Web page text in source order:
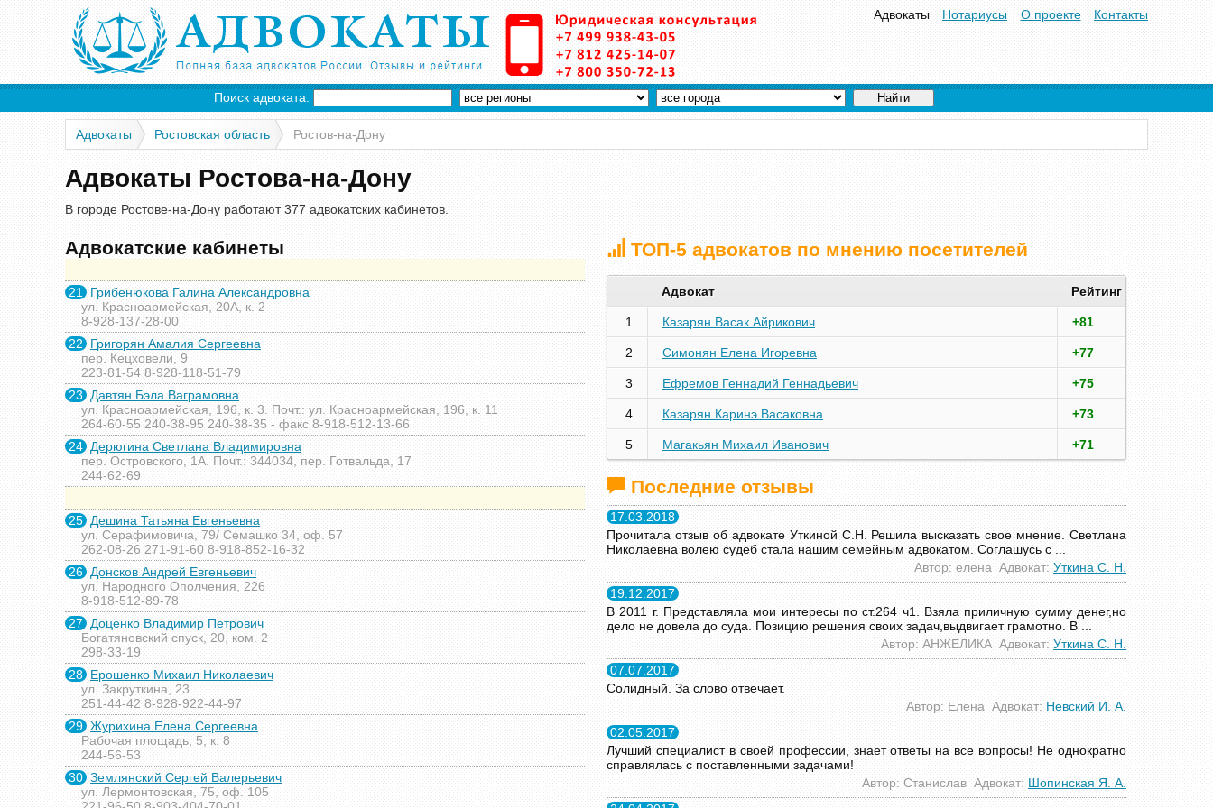
Адвокаты Нотариусы О проекте Контакты
Поиск адвоката:
Адвокаты Ростовская область Ростов-на-Дону
Адвокаты Ростова-на-Дону
В городе Ростове-на-Дону работают 377 адвокатских кабинетов.
Адвокатские кабинеты
21
Грибенюкова Галина Александровна
ул. Красноармейская, 20А, к. 2
8-928-137-28-00
22
Григорян Амалия Сергеевна
пер. Кецховели, 9
223-81-54 8-928-118-51-79
23
Давтян Бэла Ваграмовна
ул. Красноармейская, 196, к. 3. Почт.: ул. Красноармейская, 196, к. 11
264-60-55 240-38-95 240-38-35 - факс 8-918-512-13-66
24 Дерюгина Светлана Владимировна
пер. Островского, 1А. Почт.: 344034, пер. Готвальда, 17
244-62-69
25 Дешина Татьяна Евгеньевна
ул. Серафимовича, 79/ Семашко 34, оф. 57
262-08-26 271-91-60 8-918-852-16-32
26 Донсков Андрей Евгеньевич
ул. Народного Ополчения, 226
8-918-512-89-78
27
Доценко Владимир Петрович
Богатяновский спуск, 20, ком. 2
298-33-19
28 Ерошенко Михаил Николаевич
ул. Закруткина, 23
251-44-42 8-928-922-44-97
29 Журихина Елена Сергеевна
Рабочая площадь, 5, к. 8
244-56-53
30 Землянский Сергей Валерьевич
ул. Лермонтовская, 75, оф. 105
ТОП-5 адвокатов по мнению посетителей
Адвокат Рейтинг
1 Казарян Васак Айрикович +81
2 Симонян Елена Игоревна +77
3 Ефремов Геннадий Геннадьевич +75
4 Казарян Каринэ Васаковна +73
5 Магакьян Михаил Иванович +71
Последние отзывы
17.03.2018
Прочитала отзыв об адвокате Уткиной С.Н. Решила высказать свое мнение. Светлана
Николаевна волею судеб стала нашим семейным адвокатом. Соглашусь с ...
Автор: елена Адвокат: Уткина С. Н.
19.12.2017
В 2011 г. Представляла мои интересы по ст.264 ч1. Взяла приличную сумму денег,но
дело не довела до суда. Позицию решения своих задач,выдвигает грамотно. В ...
Автор: АНЖЕЛИКА Адвокат: Уткина С. Н.
07.07.2017
Солидный. За слово отвечает.
Автор: Елена Адвокат: Невский И. А.
02.05.2017
Лучший специалист в своей профессии, знает ответы на все вопросы! Не однократно
справлялась с поставленными задачами!
Автор: Станислав Адвокат: Шопинская Я. А.